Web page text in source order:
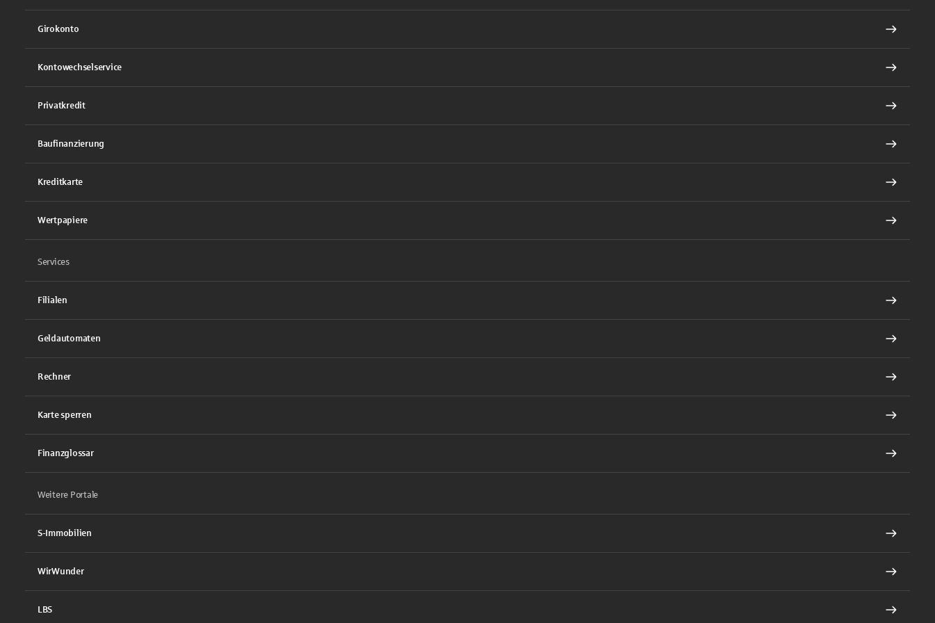
Girokonto
Kontowechselservice
Privatkredit
Baufinanzierung
Kreditkarte
Wertpapiere
Services
Filialen
Geldautomaten
Rechner
Karte sperren
Finanzglossar
Weitere Portale
S-Immobilien
WirWunder
LBS